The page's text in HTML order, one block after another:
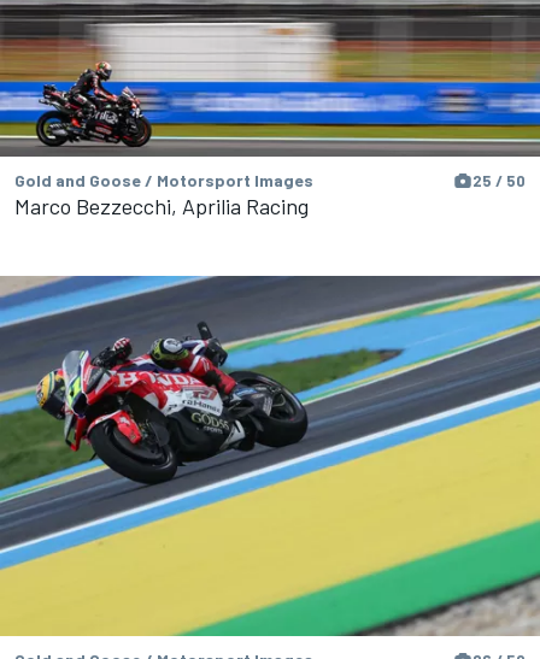
Gold and Goose / Motorsport Images 25 / 50
Marco Bezzecchi, Aprilia Racing